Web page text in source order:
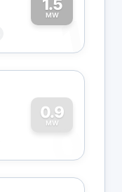
1.5
MW1
0.9
MW
0